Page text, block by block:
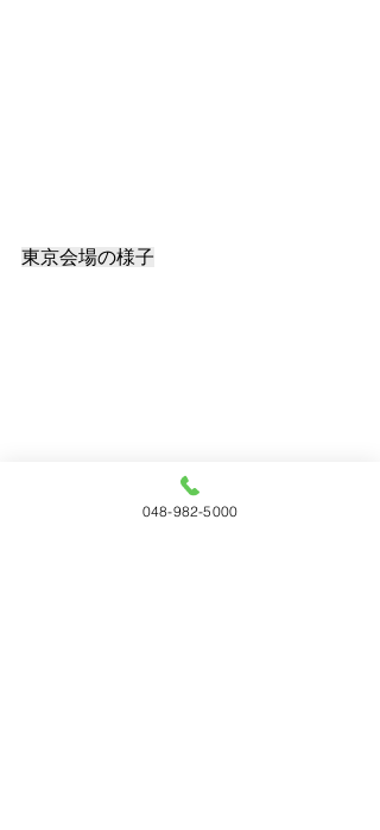
東京会場の様子
048-982-5000